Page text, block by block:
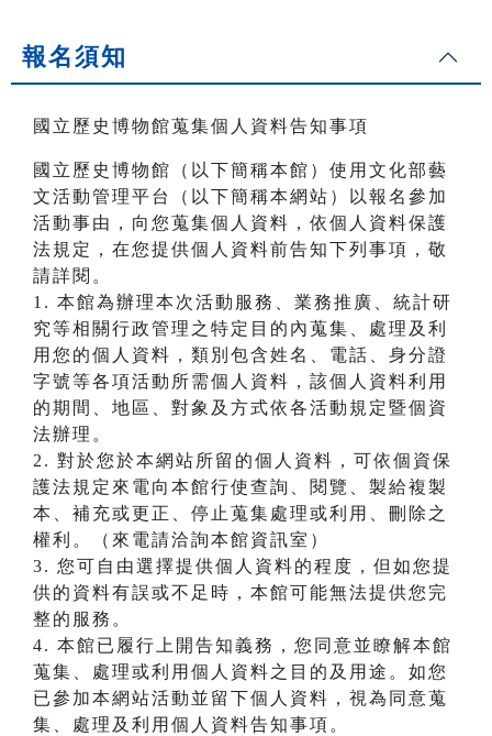
報名須知
國立歷史博物館蒐集個人資料告知事項
國立歷史博物館（以下簡稱本館）使用文化部藝
文活動管理平台（以下簡稱本網站）以報名參加
活動事由，向您蒐集個人資料，依個人資料保護
法規定，在您提供個人資料前告知下列事項，敬
請詳閱。
1. 本館為辦理本次活動服務、業務推廣、統計研
究等相關行政管理之特定目的內蒐集、處理及利
用您的個人資料，類別包含姓名、電話、身分證
字號等各項活動所需個人資料，該個人資料利用
的期間、地區、對象及方式依各活動規定暨個資
法辦理。
2. 對於您於本網站所留的個人資料，可依個資保
護法規定來電向本館行使查詢、閱覽、製給複製
本、補充或更正、停止蒐集處理或利用、刪除之
權利。（來電請洽詢本館資訊室）
3. 您可自由選擇提供個人資料的程度，但如您提
供的資料有誤或不足時，本館可能無法提供您完
整的服務。
4. 本館已履行上開告知義務，您同意並瞭解本館
蒐集、處理或利用個人資料之目的及用途。如您
已參加本網站活動並留下個人資料，視為同意蒐
集、處理及利用個人資料告知事項。